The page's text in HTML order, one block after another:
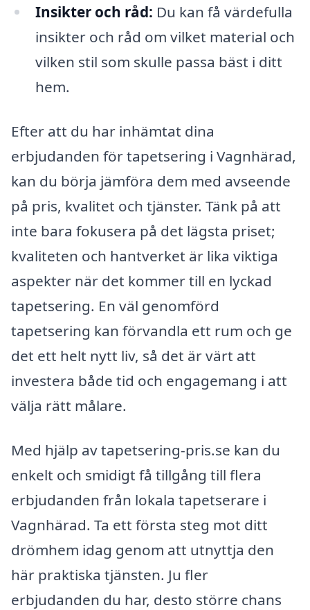
Insikter och råd: Du kan få värdefulla
insikter och råd om vilket material och
vilken stil som skulle passa bäst i ditt
hem.
Efter att du har inhämtat dina
erbjudanden för tapetsering i Vagnhärad,
kan du börja jämföra dem med avseende
på pris, kvalitet och tjänster. Tänk på att
inte bara fokusera på det lägsta priset;
kvaliteten och hantverket är lika viktiga
aspekter när det kommer till en lyckad
tapetsering. En väl genomförd
tapetsering kan förvandla ett rum och ge
det ett helt nytt liv, så det är värt att
investera både tid och engagemang i att
välja rätt målare.
Med hjälp av tapetsering-pris.se kan du
enkelt och smidigt få tillgång till flera
erbjudanden från lokala tapetserare i
Vagnhärad. Ta ett första steg mot ditt
drömhem idag genom att utnyttja den
här praktiska tjänsten. Ju fler
erbjudanden du har, desto större chans